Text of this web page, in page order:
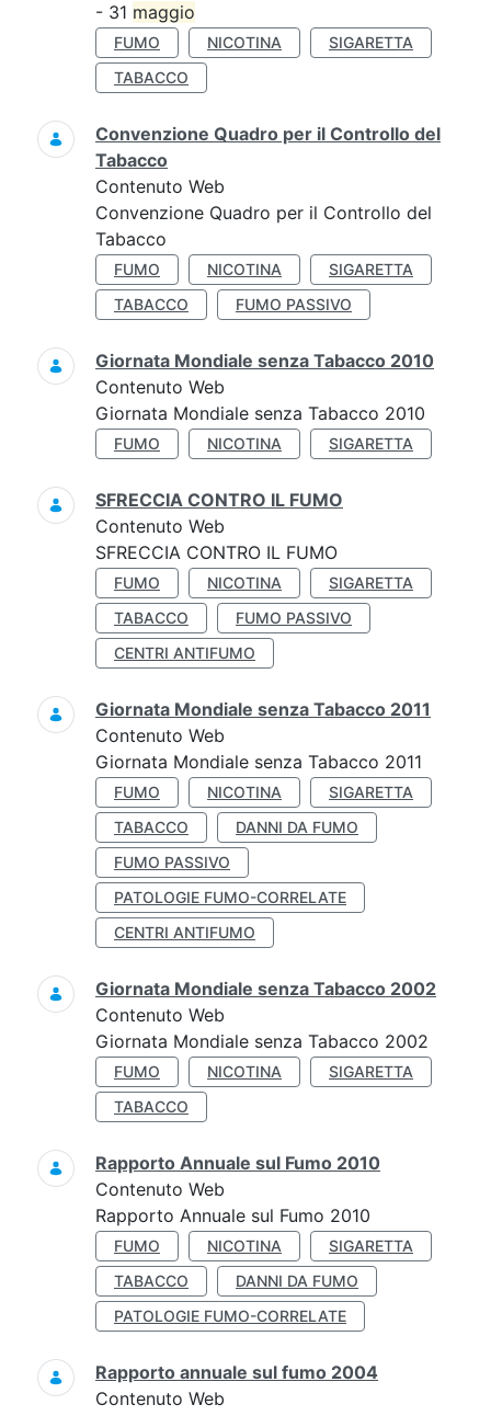
- 31 maggio
FUMO NICOTINA
SIGARETTA
TABACCO
Convenzione Quadro per il Controllo del
Tabacco
Contenuto Web
Convenzione Quadro per il Controllo del
Tabacco
FUMO NICOTINA
SIGARETTA
TABACCO
FUMO PASSIVO
Giornata Mondiale senza Tabacco 2010
Contenuto Web
Giornata Mondiale senza Tabacco 2010
FUMO NICOTINA SIGARETTA
SFRECCIA CONTRO IL FUMO
Contenuto Web
SFRECCIA CONTRO IL FUMO
FUMO NICOTINA
SIGARETTA
TABACCO
FUMO PASSIVO
CENTRI ANTIFUMO
Giornata Mondiale senza Tabacco 2011
Contenuto Web
Giornata Mondiale senza Tabacco 2011
FUMO NICOTINA
SIGARETTA
TABACCO
DANNI DA FUMO
FUMO PASSIVO
PATOLOGIE FUMO-CORRELATE
CENTRI ANTIFUMO
Giornata Mondiale senza Tabacco 2002
Contenuto Web
Giornata Mondiale senza Tabacco 2002
FUMO NICOTINA
SIGARETTA
TABACCO
Rapporto Annuale sul Fumo 2010
Contenuto Web
Rapporto Annuale sul Fumo 2010
FUMO NICOTINA
SIGARETTA
TABACCO
DANNI DA FUMO
PATOLOGIE FUMO-CORRELATE
Rapporto annuale sul fumo 2004
Contenuto Web